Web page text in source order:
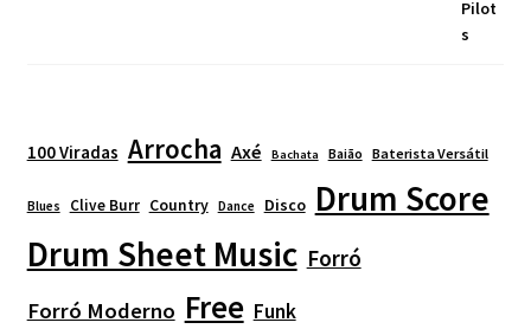
100 Viradas Arrocha Axé Bachata Baião Baterista Versátil
Blues Clive Burr Country Dance Disco Drum Score
Drum Sheet Music Forró
Forró Moderno Free Funk